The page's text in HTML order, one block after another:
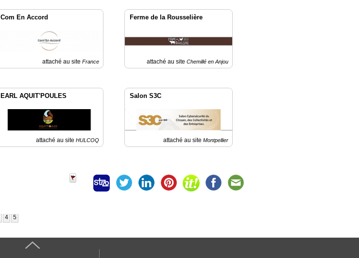
Com En Accord
attaché au site France
Ferme de la Rousselière
attaché au site Chemillé en Anjou
EARL AQUIT'POULES
attaché au site HULCOQ
Salon S3C
attaché au site Montpellier
4 5